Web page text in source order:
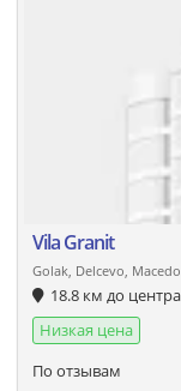
Vila Granit
Golak, Delcevo,
18.8 км до центра
Низкая цена
По отзывам